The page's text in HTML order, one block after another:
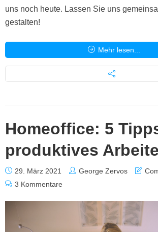
uns noch heute. Lassen Sie uns
gestalten!
Mehr lesen...
Homeoffice: 5
produktives
29. März 2021 George Zervos
3 Kommentare